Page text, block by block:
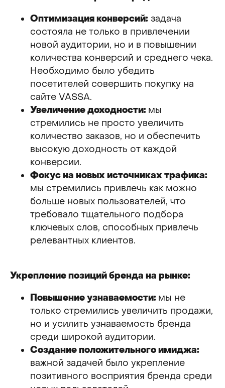
Оптимизация конверсий: задача
состояла не только в привлечении
новой аудитории, но и в повышении
количества конверсий и среднего чека.
Необходимо было убедить
посетителей совершить покупку на
сайте VASSA.
Увеличение доходности: мы
стремились не просто увеличить
количество заказов, но и обеспечить
высокую доходность от каждой
конверсии.
Фокус на новых источниках трафика:
мы стремились привлечь как можно
больше новых пользователей, что
требовало тщательного подбора
ключевых слов, способных привлечь
релевантных клиентов.
Укрепление позиций бренда на рынке:
Повышение узнаваемости: мы не
только стремились увеличить продажи,
но и усилить узнаваемость бренда
среди широкой аудитории.
Создание положительного имиджа:
важной задачей было укрепление
позитивного восприятия бренда среди